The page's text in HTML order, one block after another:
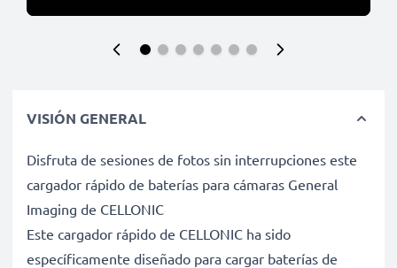
VISIÓN GENERAL
Disfruta de sesiones de fotos sin interrupciones este
cargador rápido de baterías para cámaras General
Imaging de CELLONIC
Este cargador rápido de CELLONIC ha sido
específicamente diseñado para cargar baterías de